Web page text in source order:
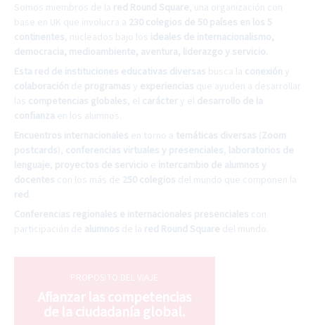
Somos miembros de la red Round Square, una organización con
base en UK que involucra a 230 colegios de 50 países en los 5
continentes, nucleados bajo los ideales de internacionalismo,
democracia, medioambiente, aventura, liderazgo y servicio.
Esta red de instituciones educativas diversas busca la conexión y
colaboración de programas y experiencias que ayuden a desarrollar
las competencias globales, el carácter y el desarrollo de la
confianza en los alumnos.
Encuentros internacionales en torno a temáticas diversas (Zoom
postcards), conferencias virtuales y presenciales, laboratorios de
lenguaje, proyectos de servicio e intercambio de alumnos y
docentes con los más de 250 colegios del mundo que componen la
red
Conferencias regionales e internacionales presenciales con
participación de alumnos de la red Round Square del mundo.